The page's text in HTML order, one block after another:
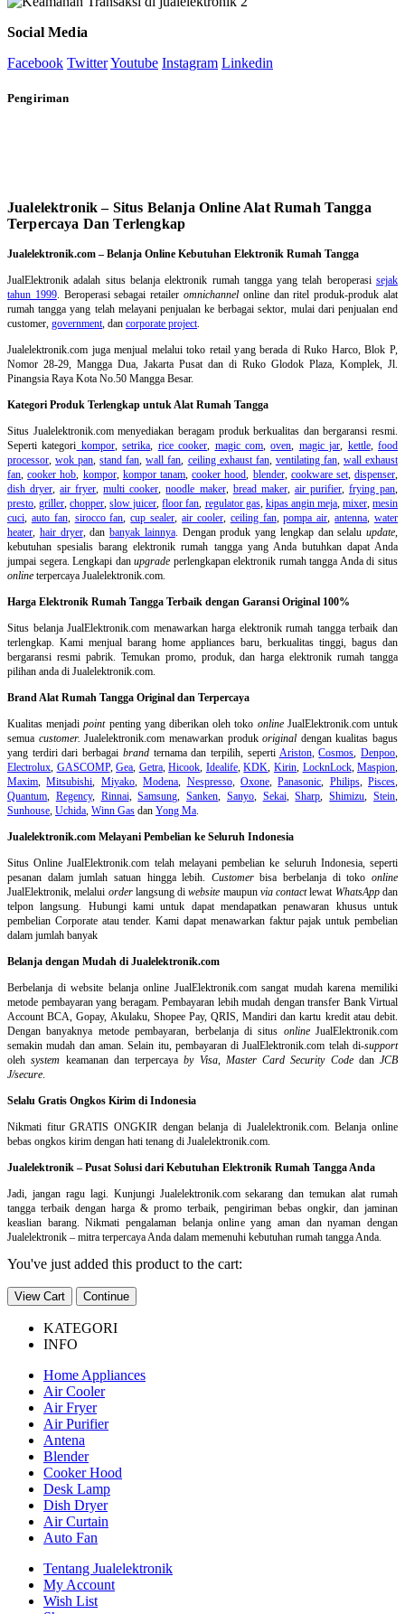
Social Media
Facebook TwitterYoutube Instagram Linkedin
Pengiriman
Jualelektronik – Situs Belanja Online Alat Rumah Tangga
Terpercaya Dan Terlengkap
Jualelektronik.com – Belanja Online Kebutuhan Elektronik Rumah Tangga
JualElektronik adalah situs belanja elektronik rumah tanggayang telah beroperasisejak
tahun 1999. Beroperasi sebagai retaileromnichannel online dan ritel produk-produk alat
rumah tangga yang telah melayani penjualan ke berbagai sektor, mulai dari penjualan end
customer, government, dan corporate project.
Jualelektronik.com juga menjual melalui toko retail yang berada di Ruko Harco, Blok P,
Nomor 28-29, Mangga Dua, Jakarta Pusat dan di Ruko Glodok Plaza, Komplek, Jl.
Pinangsia Raya Kota No.50 Mangga Besar.
Kategori Produk Terlengkap untuk Alat Rumah Tangga
Situs Jualelektronik.com menyediakan beragam produk berkualitas dan bergaransi resmi.
Seperti kategori kompor,setrika, rice cooker, magic com,oven, magic jar, kettle,food
processor,wok pan,stand fan,wall fan, ceiling exhaust fan, ventilating fan, wall exhaust
fan,cooker hob, kompor, kompor tanam,cooker hood, blender, cookware set,dispenser,
dish dryer,air fryer,multi cooker,noodle maker, bread maker, air purifier, frying pan,
presto,griller,chopper,slow juicer,floor fan, regulator gas, kipas angin meja, mixer,mesin
cuci, auto fan, sirocco fan,cup sealer,air cooler, ceiling fan,pompa air,antenna,water
heater, hair dryer, dan banyak lainnya. Dengan produk yang lengkap dan selalu update,
kebutuhan spesialis barang elektronik rumah tangga yang Anda butuhkan dapat Anda
jumpai segera. Lengkapi danupgrade perlengkapan elektronik rumah tangga Anda di situs
online terpercaya Jualelektronik.com.
Harga Elektronik Rumah Tangga Terbaik dengan Garansi Original 100%
Situs belanjaJualElektronik.com menawarkan harga elektronik rumah tangga terbaik dan
terlengkap. Kami menjual barang home appliances baru, berkualitas tinggi, bagus dan
bergaransi resmi pabrik. Temukan promo, produk, dan harga elektronik rumah tangga
pilihan anda di Jualelektronik.com.
Brand Alat Rumah Tangga Original dan Terpercaya
Kualitas menjadipointpenting yang diberikan oleh toko onlineJualElektronik.com untuk
semua customer. Jualelektronik.com menawarkan produkoriginal dengan kualitas bagus
yang terdiri dari berbagai brandternama dan terpilih, seperti Ariston,Cosmos,Denpoo,
Electrolux, GASCOMP,Gea, Getra,Hicook, Idealife,KDK, Kirin, LocknLock,Maspion,
Maxim,Mitsubishi, Miyako,Modena, Nespresso, Oxone,Panasonic, Philips, Pisces,
Quantum, Regency, Rinnai,Samsung,Sanken, Sanyo, Sekai,Sharp,Shimizu,Stein,
Sunhouse, Uchida, Winn Gas dan Yong Ma.
Jualelektronik.com Melayani Pembelian ke Seluruh Indonesia
Situs Online JualElektronik.com telah melayani pembelian ke seluruh Indonesia, seperti
pesanan dalam jumlah satuan hingga lebih. Customerbisa berbelanja di tokoonline
JualElektronik, melalui orderlangsung diwebsite maupun via contactlewat WhatsAppdan
telpon langsung. Hubungi kami untuk dapat mendapatkan penawaran khusus untuk
pembelian Corporate atau tender. Kami dapat menawarkan faktur pajak untuk pembelian
dalam jumlah banyak
Belanja dengan Mudah di Jualelektronik.com
Berbelanja diwebsite belanja online JualElektronik.com sangat mudah karena memiliki
metode pembayaran yang beragam. Pembayaran lebih mudah dengan transfer Bank Virtual
Account BCA, Gopay, Akulaku, Shopee Pay, QRIS, Mandiri dan kartu kredit atau debit.
Dengan banyaknya metode pembayaran, berbelanja di situs onlineJualElektronik.com
semakin mudah dan aman. Selain itu, pembayaran di JualElektronik.com telah di-support
olehsystem keamanan dan terpercayaby Visa, Master Card Security Codedan JCB
J/secure.
Selalu Gratis Ongkos Kirim di Indonesia
Nikmati fitur GRATIS ONGKIR dengan belanja di Jualelektronik.com. Belanja online
bebas ongkos kirim dengan hati tenang di Jualelektronik.com.
Jualelektronik – Pusat Solusi dari Kebutuhan Elektronik Rumah Tangga Anda
Jadi, jangan ragu lagi. Kunjungi Jualelektronik.com sekarang dan temukan alat rumah
tangga terbaik dengan harga & promo terbaik, pengiriman bebas ongkir, dan jaminan
keaslian barang. Nikmati pengalaman belanja online yang aman dan nyaman dengan
Jualelektronik – mitra terpercaya Anda dalam memenuhi kebutuhan rumah tangga Anda.
You've just added this product to the cart:
View Cart Continue
KATEGORI
INFO
Home Appliances
Air Cooler
Air Fryer
Air Purifier
Antena
Blender
Cooker Hood
Desk Lamp
Dish Dryer
Air Curtain
Auto Fan
Tentang Jualelektronik
My Account
Wish List